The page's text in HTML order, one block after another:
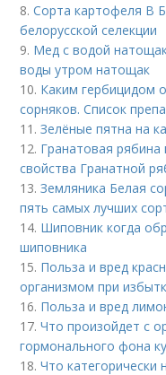
8.Сорта картофеля В
белорусской селекции
9. Мед с водой
воды утром натощак
10. Каким гербицидом
сорняков. Список
11.Зелёные пятна на
12. Гранатовая рябина
свойства Гранатной
13.Земляника Белая
пять самых лучших
14. Шиповник когда
шиповника
15. Польза и вред
организмом при
16. Польза и вред
17.Что произойдет с
гормонального фона
18.Что категорически